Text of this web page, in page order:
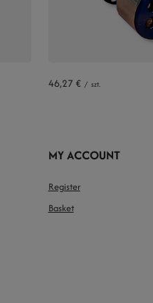
46,27 € / szt.
MY ACCOUNT
Register
Basket